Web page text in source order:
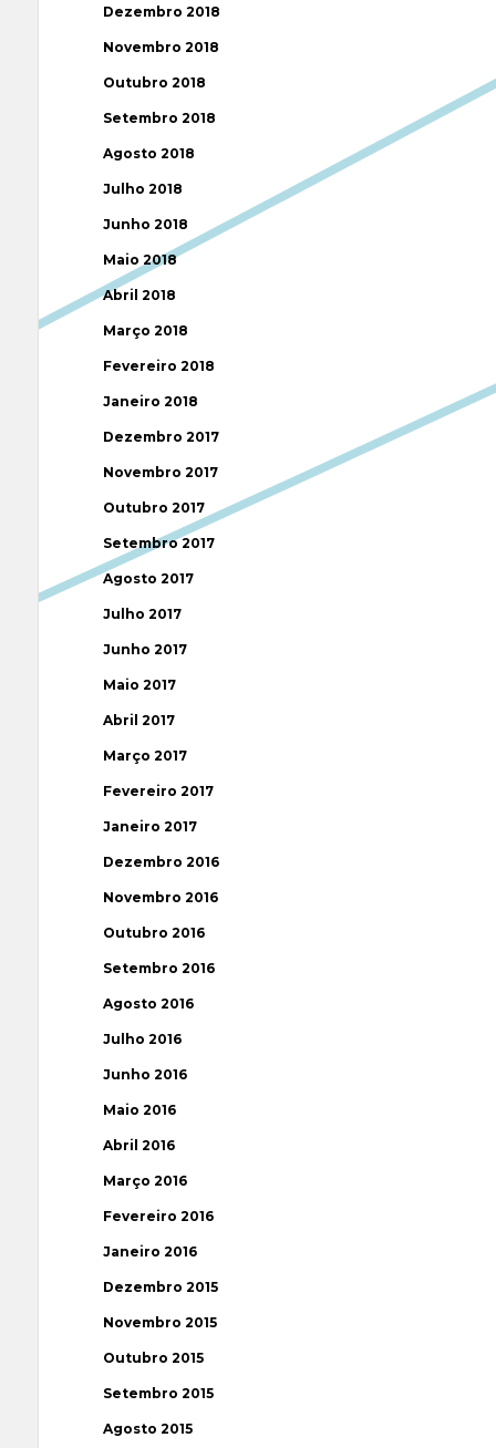
Dezembro 2018
Novembro 2018
Outubro 2018
Setembro 2018
Agosto 2018
Julho 2018
Junho 2018
Maio 2018
Abril 2018
Março 2018
Fevereiro 2018
Janeiro 2018
Dezembro 2017
Novembro 2017
Outubro 2017
Setembro 2017
Agosto 2017
Julho 2017
Junho 2017
Maio 2017
Abril 2017
Março 2017
Fevereiro 2017
Janeiro 2017
Dezembro 2016
Novembro 2016
Outubro 2016
Setembro 2016
Agosto 2016
Julho 2016
Junho 2016
Maio 2016
Abril 2016
Março 2016
Fevereiro 2016
Janeiro 2016
Dezembro 2015
Novembro 2015
Outubro 2015
Setembro 2015
Agosto 2015